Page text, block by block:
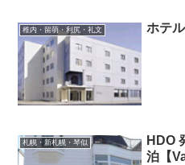
稚内・留萌・利尻・礼文 ホテル
札幌・新札幌・琴似
HDO
泊【